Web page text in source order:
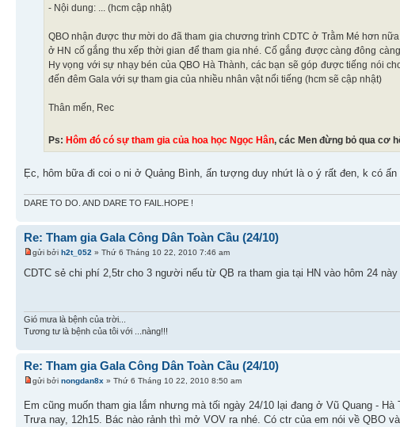
- Nội dung: ... (hcm cập nhật)
QBO nhận được thư mời do đã tham gia chương trình CDTC ở Trằm Mé hơn
ở HN cố gắng thu xếp thời gian để tham gia nhé. Cố gắng được càng đông
Hy vọng với sự nhạy bén của QBO Hà Thành, các bạn sẽ góp được tiếng nói
đến đêm Gala với sự tham gia của nhiều nhân vật nổi tiếng (hcm sẽ cập nhật)
Thân mến, Rec
Ps: Hôm đó có sự tham gia của hoa học Ngọc Hân, các Men đừng bỏ qua cơ
Ẹc, hôm bữa đi coi o ni ở Quảng Bình, ấn tượng duy nhứt là o ý rất đen, k có
DARE TO DO. AND DARE TO FAIL.HOPE !
Re: Tham gia Gala Công Dân Toàn Cầu (24/10)
gửi bởi h2t_052 » Thứ 6 Tháng 10 22, 2010 7:46 am
CDTC sẻ chi phí 2,5tr cho 3 người nếu từ QB ra tham gia tại HN vào hôm 24
Gió mưa là bệnh của trời...
Tương tư là bệnh của tôi với ...nàng!!!
Re: Tham gia Gala Công Dân Toàn Cầu (24/10)
gửi bởi nongdan8x » Thứ 6 Tháng 10 22, 2010 8:50 am
Em cũng muốn tham gia lắm nhưng mà tối ngày 24/10 lại đang ở Vũ Quang - Hà
Trưa nay, 12h15. Bác nào rảnh thì mở VOV ra nhé. Có ctr của em nói về QBO